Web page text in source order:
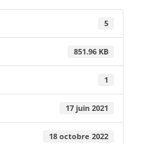
5
851.96 KB
1
17 juin 2021
18 octobre 2022